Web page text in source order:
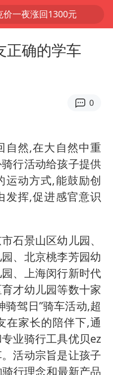
价一夜涨回1300元
海林
视频丨中国东方电气集团原党组副书记、董事宋致远被查
将正面袭击贯穿浙江
应车内过夜被收150元
“不怕六爷挂得多 就怕六爷挂一颗”
学一纸声明甩不了锅
披荆斩棘2026》名单
加吻戏短剧已下架
州《告全体市民书》
苑火灾或由烟头引起
人民的健康、体质、幸福一脉相承
正确的学车
0
自然,在大自然中重
行活动给孩子提供
运动方式,能鼓励创
发挥,促进感官意识
石景山区幼儿园、
、北京桃李芳园幼
、上海闵行新时代
才幼儿园等数十家
骑驾日”骑车活动,超
在家长的陪伴下,通
业骑行工具优贝ez
活动宗旨是让孩子
行理念和最新产品